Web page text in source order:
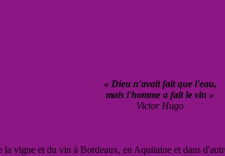
« Dieu n'avait fait que l'eau,
mais l'homme a fait le vin »
Victor Hugo
vigne et du vin à Bordeaux, en Aquitaine et dans